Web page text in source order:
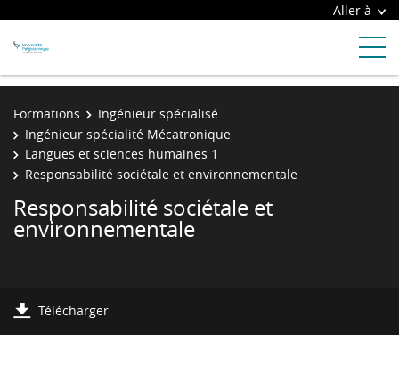
Aller à
Formations
Ingénieur spécialisé
Ingénieur spécialité Mécatronique
Langues et sciences humaines 1
Responsabilité sociétale et environnementale
Responsabilité sociétale et
environnementale
Télécharger